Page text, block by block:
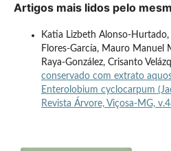
Artigos mais lidos pelo
Katia Lizbeth Alonso-
Flores-García, Mauro Manuel
Raya-González, Crisanto
conservado com extrato
Enterolobium cyclocarpum
Revista Árvore, Viçosa-MG,